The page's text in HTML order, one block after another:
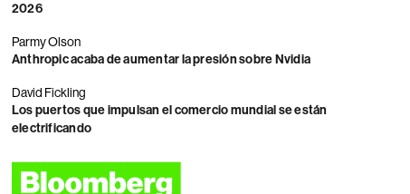
2026
Parmy Olson
Anthropic acaba de aumentar la presión sobre Nvidia
David Fickling
Los puertos que impulsan el comercio mundial se están
electrificando